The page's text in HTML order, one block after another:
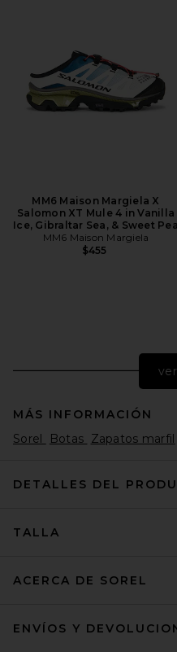
MM6 Maison Margiela X
Salomon XT Mule 4 in Vanilla
Ice, Gibraltar Sea, & Sweet Pea
MM6 Maison Margiela
$455
Nike Moon Shoe OG SP
$105
MÁS INFORMACIÓN
Sorel
Botas Zapatos marfil
DETALLES DEL
TALLA
ACERCA DE SOREL
ENVÍOS Y